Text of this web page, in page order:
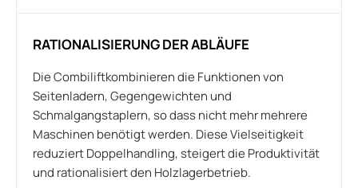
RATIONALISIERUNG DER ABLÄUFE
Die Combiliftkombinieren die Funktionen von
Seitenladern, Gegengewichten und
Schmalgangstaplern, so dass nicht mehr mehrere
Maschinen benötigt werden. Diese Vielseitigkeit
reduziert Doppelhandling, steigert die Produktivität
und rationalisiert den Holzlagerbetrieb.